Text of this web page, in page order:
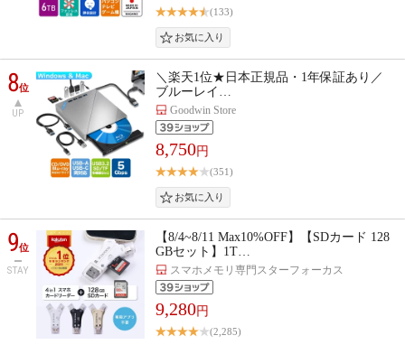
(133)
8位
UP
＼楽天1位★日本正規品・1年保証あり／
ブルーレイ…
Goodwin Store
8,750円
(351)
9位
STAY
【8/4~8/11 Max10%OFF】【SDカード 128
GBセット】1T…
スマホメモリ専門スターフォーカス
9,280円
(2,285)